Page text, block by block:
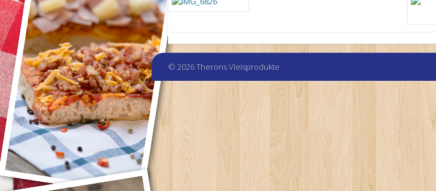
© 2026 Therons Vleisprodukte